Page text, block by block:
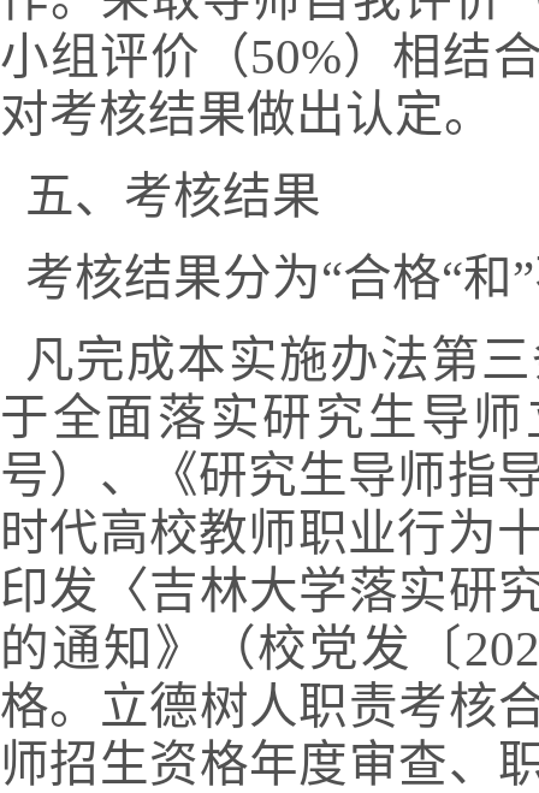
小组评价（50%）相结
对考核结果做出认定。
五、考核结果
考核结果分为“合格“和
凡完成本实施办法第
于全面落实研究生导
号）、《研究生导师指
时代高校教师职业行为
印发〈吉林大学落实研
的通知》（校党发〔
格。立德树人职责考核
师招生资格年度审查、